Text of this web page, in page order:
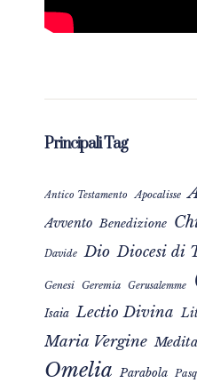
Principali Tag
Antico Testamento Apocalisse
Avvento Benedizione
Davide Dio Diocesi di
Genesi Geremia Gerusalemme
Isaia Lectio Divina
Maria Vergine
Omelia Parabola